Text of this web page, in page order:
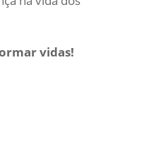
vidas!